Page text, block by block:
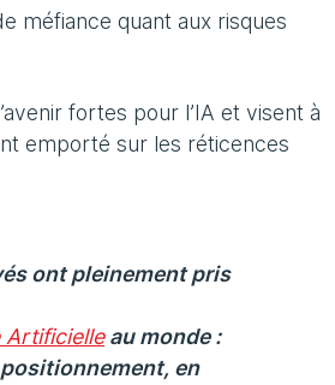
méfiance quant aux risques
fortes pour l’IA et visent à
emporté sur les réticences
ont pleinement pris
Artificielleau monde :
positionnement, en